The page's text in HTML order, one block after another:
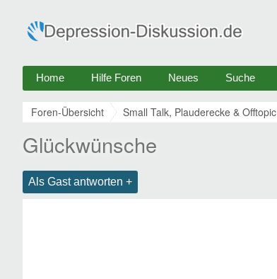
Home Hilfe Foren Neues Suche
Foren-Übersicht Small Talk, Plauderecke & Offtopic
Glückwünsche
Als Gast antworten +